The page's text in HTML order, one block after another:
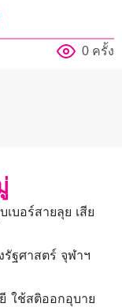
0 ครั้ง
บอร์สายลุย เสีย
รัฐศาสตร์ จุฬาฯ
ใช้สติออกอุบาย